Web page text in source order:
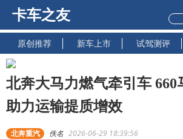
卡车之友
原创推荐 新车上市 试驾测评
北奔大马力燃气牵引车 660
助力运输提质增效
北奔重汽 佚名 2026-06-29 18:39:56